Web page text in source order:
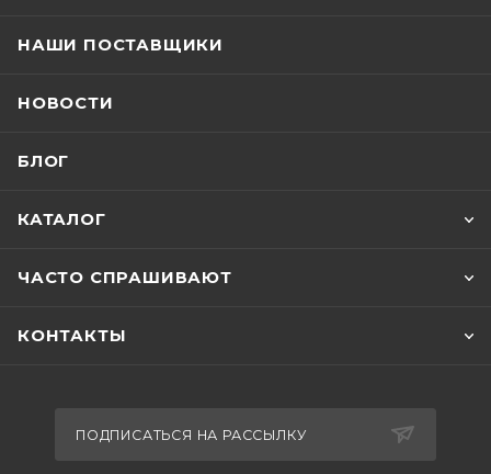
НАШИ ПОСТАВЩИКИ
НОВОСТИ
БЛОГ
КАТАЛОГ
ЧАСТО СПРАШИВАЮТ
КОНТАКТЫ
ПОДПИСАТЬСЯ НА РАССЫЛКУ